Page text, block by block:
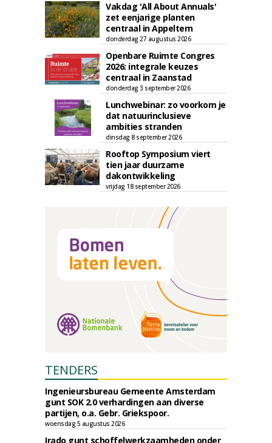
Vakdag 'All About Annuals'
zet eenjarige planten
centraal in Appeltern
donderdag 27 augustus 2026
Openbare Ruimte Congres
2026: integrale keuzes
centraal in Zaanstad
donderdag 3 september 2026
Lunchwebinar: zo voorkom je
dat natuurinclusieve
ambities stranden
dinsdag 8 september 2026
Rooftop Symposium viert
tien jaar duurzame
dakontwikkeling
vrijdag 18 september 2026
TENDERS
Ingenieursbureau Gemeente Amsterdam
gunt SOK 2.0 verhardingen aan diverse
partijen, o.a. Gebr. Griekspoor.
woensdag 5 augustus 2026
Irado gunt schoffelwerkzaamheden onder